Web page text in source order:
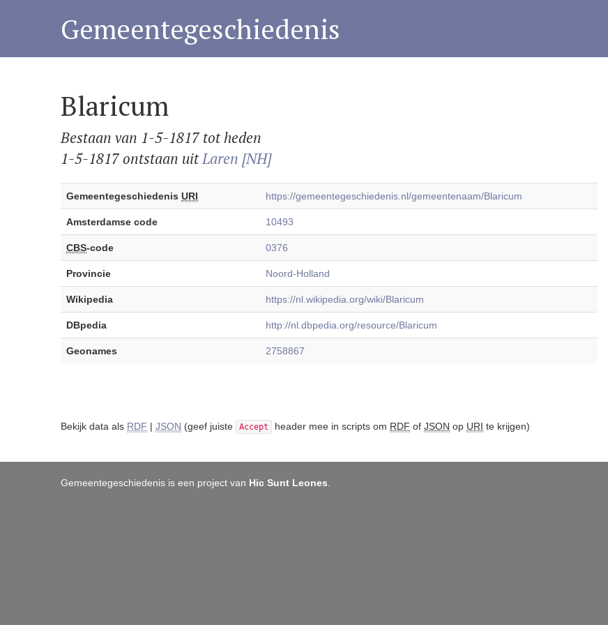
Gemeentegeschiedenis
Blaricum
Bestaan van 1-5-1817 tot heden
1-5-1817 ontstaan uitLaren [NH]
Gemeentegeschiedenis URI https://gemeentegeschiedenis.nl/gemeentenaam/Blaricum
Amsterdamse code 10493
CBS-code 0376
Provincie Noord-Holland
Wikipedia https://nl.wikipedia.org/wiki/Blaricum
DBpedia http://nl.dbpedia.org/resource/Blaricum
Geonames 2758867
Bekijk data als RDF | JSON (geef juiste Accept header mee in scripts om RDF of JSON op URI te krijgen)
Gemeentegeschiedenis is een project van Hic Sunt Leones